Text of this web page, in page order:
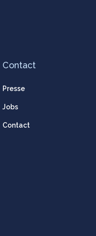
Contact
Presse
Jobs
Contact